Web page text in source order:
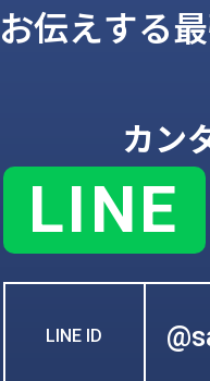
伝えする
カン
LINE
LINE ID